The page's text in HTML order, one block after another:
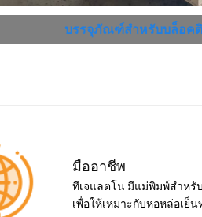
บรรจุภัณฑ์สำหรับบล็อค
มืออาชีพ
ทีเจแลตโน มีแม่พิมพ์สำหรั
เพื่อให้เหมาะกับหอหล่อเย็